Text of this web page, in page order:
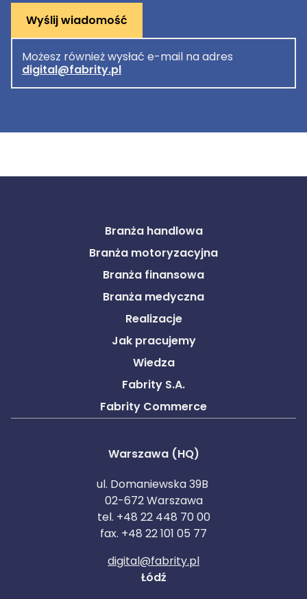
Wyślij wiadomość
Możesz również wysłać e-mail na adres
digital@fabrity.pl
Branża handlowa
Branża motoryzacyjna
Branża finansowa
Branża medyczna
Realizacje
Jak pracujemy
Wiedza
Fabrity S.A.
Fabrity Commerce
Warszawa (HQ)
ul. Domaniewska 39B
02-672 Warszawa
tel. +48 22 448 70 00
fax. +48 22 101 05 77
digital@fabrity.pl
Łódź